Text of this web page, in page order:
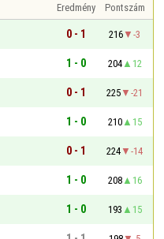
Eredmény
Pontszám
0 - 1 216
-3
1 - 0 204
12
0 - 1 225
-21
1 - 0 210
15
0 - 1 224
-14
1 - 0 208
16
1 - 0 193
15